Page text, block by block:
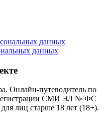
данных
данных
Онлайн-путеводитель по
регистрации СМИ ЭЛ № ФС
лиц старше 18 лет (18+).